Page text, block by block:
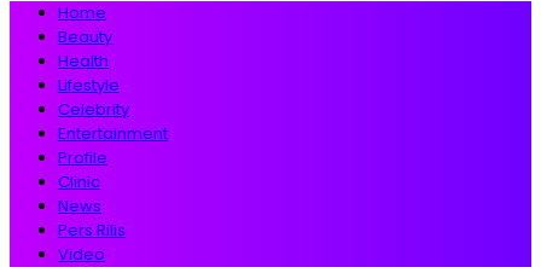
Home
Beauty
Health
Lifestyle
Celebrity
Entertainment
Profile
Clinic
News
Pers Rilis
Video